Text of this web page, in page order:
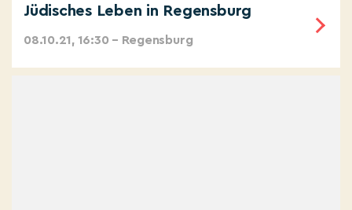
Jüdisches Leben in Regensburg
08.10.21, 16:30 – Regensburg